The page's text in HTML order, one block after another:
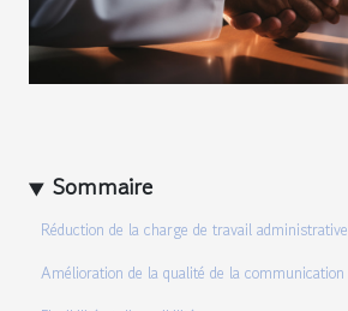
Sommaire
Réduction de la charge de travail administrative
Amélioration de la qualité de la communication